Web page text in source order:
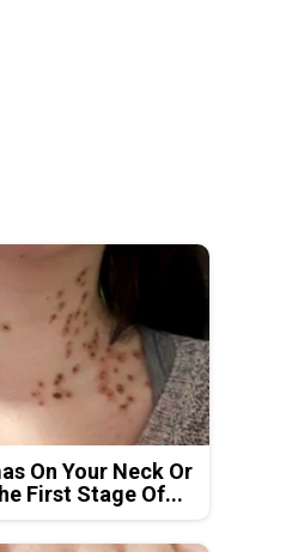
On Your Neck Or
First Stage Of...